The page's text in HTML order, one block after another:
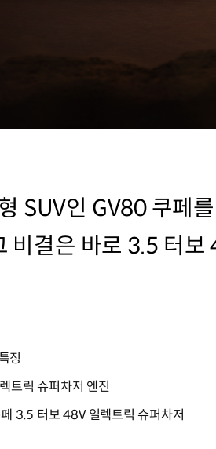
SUV인 GV80 쿠페
비결은 바로 3.5 터보
징
트릭 슈퍼차저 엔진
3.5 터보 48V 일렉트릭 슈퍼차저